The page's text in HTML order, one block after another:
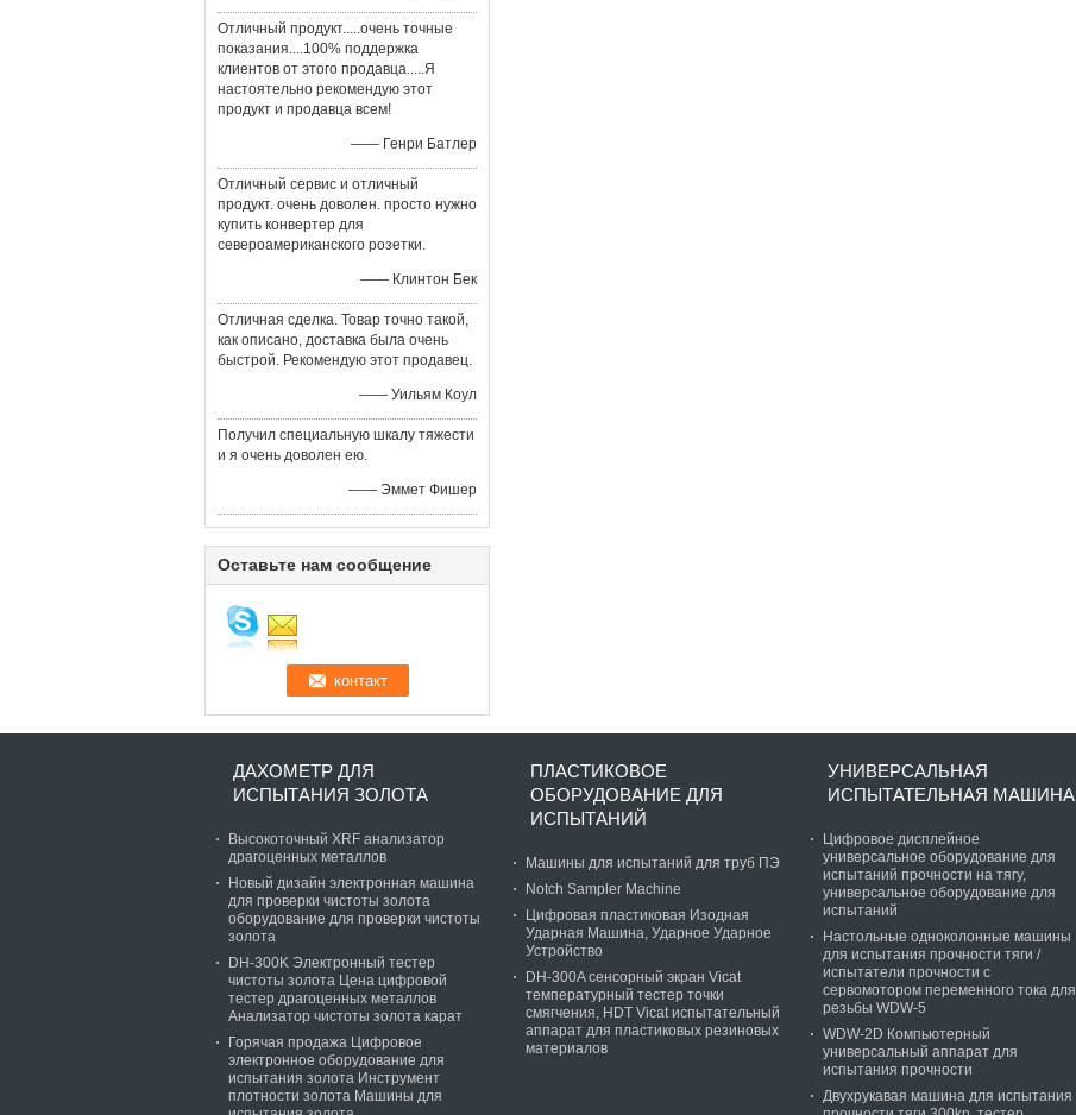
Отличный продукт.....очень точные
показания....100% поддержка
клиентов от этого продавца.....Я
настоятельно рекомендую этот
продукт и продавца всем!
—— Генри Батлер
Отличный сервис и отличный
продукт. очень доволен. просто нужно
купить конвертер для
североамериканского розетки.
—— Клинтон Бек
Отличная сделка. Товар точно такой,
как описано, доставка была очень
быстрой. Рекомендую этот продавец.
—— Уильям Коул
Получил специальную шкалу тяжести
и я очень доволен ею.
—— Эммет Фишер
Оставьте нам сообщение
ДАХОМЕТР ДЛЯ
ИСПЫТАНИЯ ЗОЛОТА
Высокоточный XRF анализатор
драгоценных металлов
Новый дизайн электронная машина
для проверки чистоты золота
оборудование для проверки чистоты
золота
DH-300K Электронный тестер
чистоты золота Цена цифровой
тестер драгоценных металлов
Анализатор чистоты золота карат
Горячая продажа Цифровое
электронное оборудование для
испытания золота Инструмент
плотности золота Машины для
ПЛАСТИКОВОЕ
ОБОРУДОВАНИЕ ДЛЯ
ИСПЫТАНИЙ
Машины для испытаний для труб ПЭ
Notch Sampler Machine
Цифровая пластиковая Изодная
Ударная Машина, Ударное Ударное
Устройство
DH-300A сенсорный экран Vicat
температурный тестер точки
смягчения, HDT Vicat испытательный
аппарат для пластиковых резиновых
материалов
УНИВЕРСАЛЬНАЯ
ИСПЫТАТЕЛЬНАЯ МАШИНА
Цифровое дисплейное
универсальное оборудование для
испытаний прочности на тягу,
универсальное оборудование для
испытаний
Настольные одноколонные машины
для испытания прочности тяги /
испытатели прочности с
сервомотором переменного тока для
резьбы WDW-5
WDW-2D Компьютерный
универсальный аппарат для
испытания прочности
Двухрукавая машина для испытания